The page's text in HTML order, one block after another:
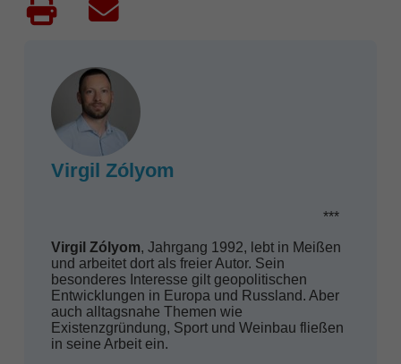
Virgil Zólyom
***
Virgil Zólyom, Jahrgang 1992, lebt in Meißen
und arbeitet dort als freier Autor. Sein
besonderes Interesse gilt geopolitischen
Entwicklungen in Europa und Russland. Aber
auch alltagsnahe Themen wie
Existenzgründung, Sport und Weinbau fließen
in seine Arbeit ein.